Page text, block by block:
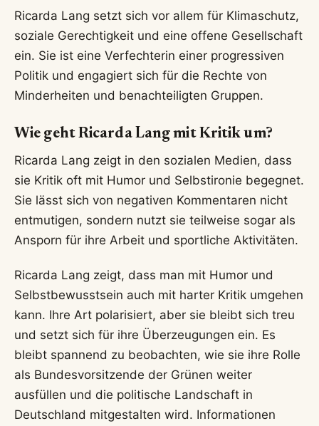
Ricarda Lang setzt sich vor allem für Klimaschutz,
soziale Gerechtigkeit und eine offene Gesellschaft
ein. Sie ist eine Verfechterin einer progressiven
Politik und engagiert sich für die Rechte von
Minderheiten und benachteiligten Gruppen.
Wie geht Ricarda Lang mit Kritik um?
Ricarda Lang zeigt in den sozialen Medien, dass
sie Kritik oft mit Humor und Selbstironie begegnet.
Sie lässt sich von negativen Kommentaren nicht
entmutigen, sondern nutzt sie teilweise sogar als
Ansporn für ihre Arbeit und sportliche Aktivitäten.
Ricarda Lang zeigt, dass man mit Humor und
Selbstbewusstsein auch mit harter Kritik umgehen
kann. Ihre Art polarisiert, aber sie bleibt sich treu
und setzt sich für ihre Überzeugungen ein. Es
bleibt spannend zu beobachten, wie sie ihre Rolle
als Bundesvorsitzende der Grünen weiter
ausfüllen und die politische Landschaft in
Deutschland mitgestalten wird. Informationen